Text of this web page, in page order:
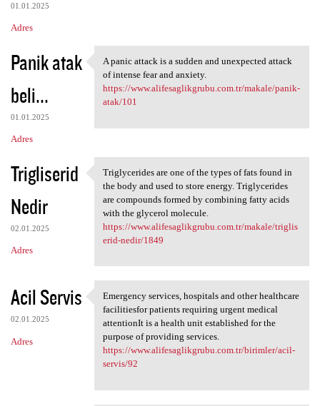
n
a
r
z
e
01.01.2025
Adres
Panik atak
beli...
01.01.2025
Adres
A panic attack is a sudden
A panic attack is a sudden and unexpected attack
of intense fear and anxiety.
https://www.alifesaglikgrubu.com.tr/makale/panik-
atak/101
Trigliserid
Nedir
02.01.2025
Adres
Triglycerides are one of the
Triglycerides are one of the types of fats found in
the body and used to store energy. Triglycerides
are compounds formed by combining fatty acids
with the glycerol molecule.
https://www.alifesaglikgrubu.com.tr/makale/triglis
erid-nedir/1849
Acil Servis
02.01.2025
Adres
Emergency services, hospitals
Emergency services, hospitals and other healthcare
facilitiesfor patients requiring urgent medical
attentionIt is a health unit established for the
purpose of providing services.
https://www.alifesaglikgrubu.com.tr/birimler/acil-
servis/92